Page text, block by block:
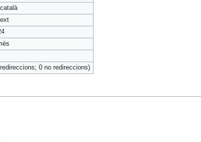
0 no redireccions)